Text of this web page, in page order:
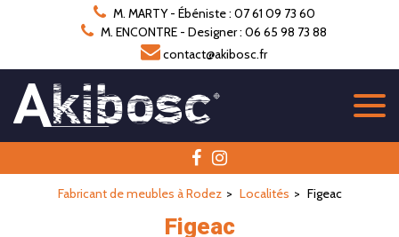
M. MARTY - Ébéniste : 07 61 09 73 60
M. ENCONTRE - Designer : 06 65 98 73 88
contact@akibosc.fr
Fabricant de meubles à Rodez Localités Figeac
Figeac
Panneau de gestion des cookies